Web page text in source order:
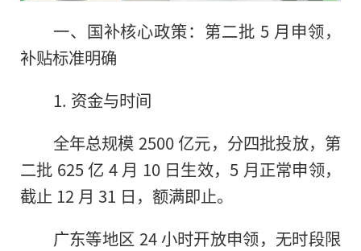
一、国补核心政策：第二批 5 月申领，
补贴标准明确
1. 资金与时间
全年总规模 2500 亿元，分四批投放，第
二批 625 亿 4 月 10 日生效，5 月正常申领，
截止 12 月 31 日，额满即止。
广东等地区 24 小时开放申领，无时段限